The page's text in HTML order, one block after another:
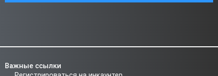
Важные ссылки